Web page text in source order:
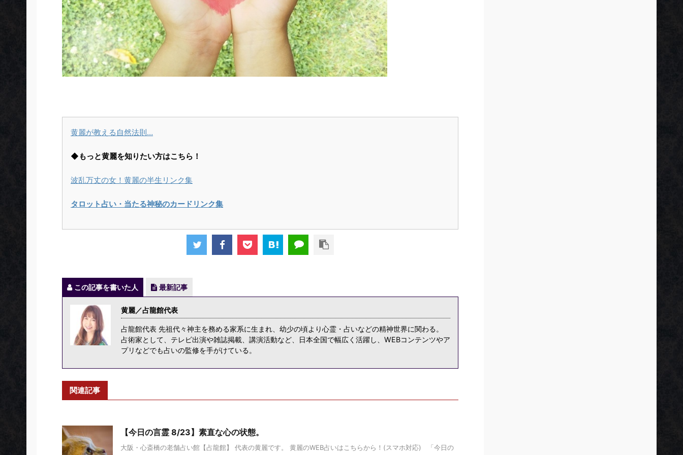
黄麗が教える自然法則…
◆もっと黄麗を知りたい方はこちら！
波乱万丈の女！黄麗の半生リンク集
タロット占い・当たる神秘のカードリンク集
この記事を書いた人 最新記事
黄麗／占龍館代表
占龍館代表 先祖代々神主を務める家系に生まれ、幼少の頃より心霊・占いなどの精神世界に関わる。
占術家として、テレビ出演や雑誌掲載、講演活動など、日本全国で幅広く活躍し、WEBコンテンツやア
プリなどでも占いの監修を手がけている。
関連記事
【今日の言霊 8/23】素直な心の状態。
大阪・心斎橋の老舗占い館【占龍館】 代表の黄麗です。 黄麗のWEB占いはこちらから！(スマホ対応) 「今日の